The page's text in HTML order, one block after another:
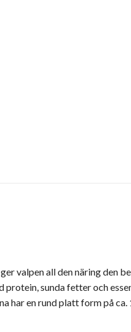
valpen all den näring den
protein, sunda fetter och
har en rund platt form på ca.